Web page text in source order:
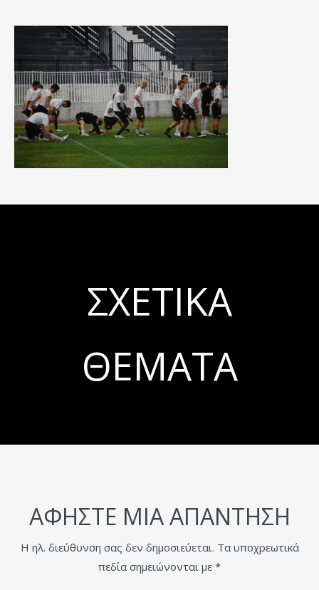
ΣΧΕΤΙΚΆ
ΘΈΜΑΤΑ
ΑΦΉΣΤΕ ΜΙΑ ΑΠΆΝΤΗΣΗ
Η ηλ. διεύθυνση σας δεν δημοσιεύεται. Τα υποχρεωτικά
πεδία σημειώνονται με *